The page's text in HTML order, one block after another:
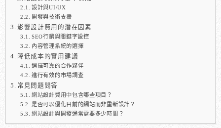
設計與UI/UX
開發與技術支援
影響設計費用的潛在因素
SEO行銷與關鍵字設控
內容管理系統的選擇
降低成本的實用建議
選擇可靠的合作夥伴
進行有效的市場調查
常見問題問答
網站設計費用中包含哪些項目？
是否可以優化目前的網站而非重新設計？
網站設計與開發通常需要多少時間？